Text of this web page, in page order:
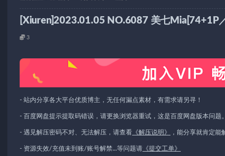
[Xiuren]2023.01.05 NO.6087 美七Mia[74+1P
3
- 站内分享各大平台优质博主，无任何漏点素材，有需求请另寻！
- 百度网盘提示提取码错误，请更换浏览器重试，这是百度网盘版本问题。
- 遇见解压密码不对、无法解压，请查看 《解压说明》 ，能分享就肯定能
- 资源失效/充值未到账/账号解禁...等问题请 《提交工单》